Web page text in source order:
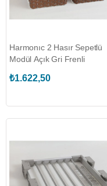
Harmonıc 2 Hasır Sepetlü
Modül Açık Gri Frenli
₺1.622,50